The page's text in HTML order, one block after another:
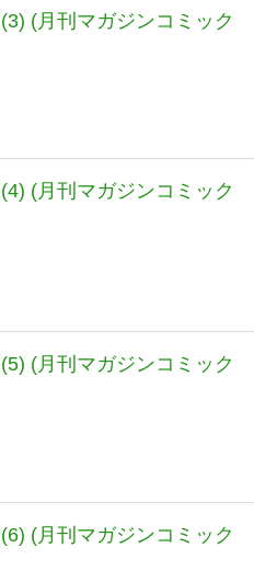
(月刊マガジンコミック
(月刊マガジンコミック
(月刊マガジンコミック
(月刊マガジンコミック